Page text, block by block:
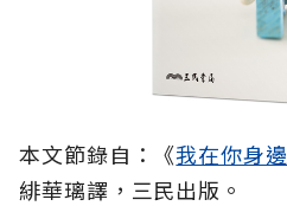
本文節錄自：《我在你身邊
緋華璃譯，三民出版。